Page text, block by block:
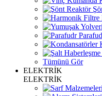
Tümünü Gör
ELEKTRİK
ELEKTRİK